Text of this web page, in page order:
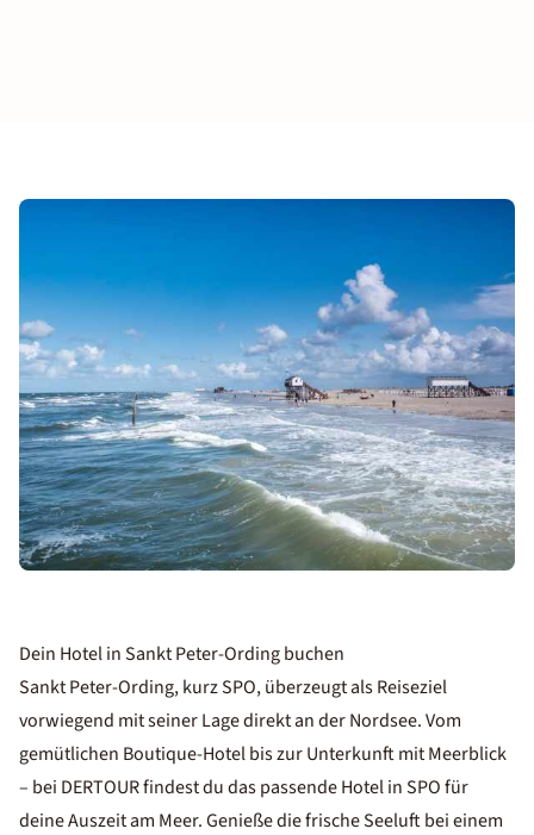
Dein Hotel in Sankt Peter-Ording buchen
Sankt Peter-Ording, kurz SPO, überzeugt als Reiseziel
vorwiegend mit seiner Lage direkt an der Nordsee. Vom
gemütlichen Boutique-Hotel bis zur Unterkunft mit Meerblick
– bei DERTOUR findest du das passende Hotel in SPO für
deine Auszeit am Meer. Genieße die frische Seeluft bei einem